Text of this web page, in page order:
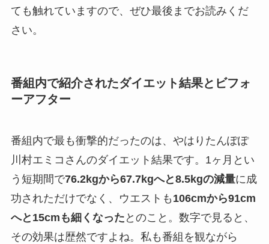
ても触れていますので、ぜひ最後までお読みくだ
さい。
番組内で紹介されたダイエット結果とビフォ
ーアフター
番組内で最も衝撃的だったのは、やはりたんぽぽ
川村エミコさんのダイエット結果です。1ヶ月とい
う短期間で76.2kgから67.7kgへと8.5kgの減量に成
功されただけでなく、ウエストも 106cmから91cm
へと15cmも細くなった とのこと。数字で見ると、
その効果は歴然ですよね。私も番組を観ながら